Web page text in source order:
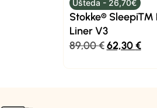
Ušteda - 26,70€
Stokke® Sleepi™
Liner V3
89,00€ 62,30€